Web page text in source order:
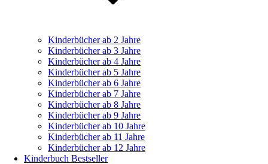
Kinderbücher ab 2 Jahre
Kinderbücher ab 3 Jahre
Kinderbücher ab 4 Jahre
Kinderbücher ab 5 Jahre
Kinderbücher ab 6 Jahre
Kinderbücher ab 7 Jahre
Kinderbücher ab 8 Jahre
Kinderbücher ab 9 Jahre
Kinderbücher ab 10 Jahre
Kinderbücher ab 11 Jahre
Kinderbücher ab 12 Jahre
Kinderbuch Bestseller